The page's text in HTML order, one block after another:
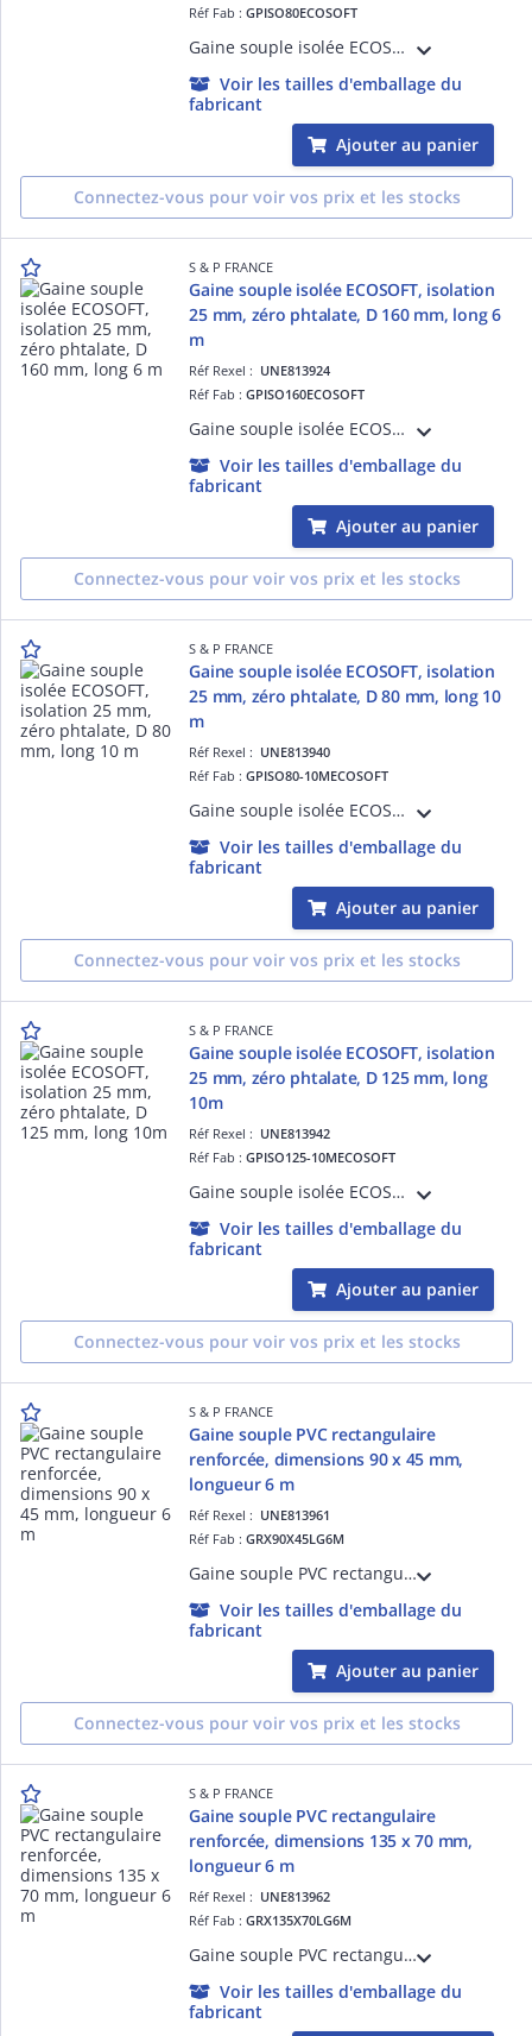
Réf Fab :GPISO80ECOSOFT
Gaine souple isolée ECOSOFT, isolation laine de verre 25 mm, sans irritation, zéro phtalate, diamètre 80 mm, longueur 6 m
Voir les tailles d'emballage du
fabricant
Ajouter au panier
Connectez-vous pour voir vos prix et les stocks
S & P FRANCE
Gaine souple isolée ECOSOFT, isolation
25 mm, zéro phtalate, D 160 mm, long 6
m
Réf Rexel : UNE813924
Réf Fab :GPISO160ECOSOFT
Gaine souple isolée ECOSOFT, isolation laine de verre 25 mm, sans irritation, zéro phtalate, diamètre 160 mm, longueur 6 m
Voir les tailles d'emballage du
fabricant
Ajouter au panier
Connectez-vous pour voir vos prix et les stocks
S & P FRANCE
Gaine souple isolée ECOSOFT, isolation
25 mm, zéro phtalate, D 80 mm, long 10
m
Réf Rexel : UNE813940
Réf Fab :GPISO80-10MECOSOFT
Gaine souple isolée ECOSOFT, isolation laine de verre 25 mm, sans irritation, zéro phtalate, diamètre 80 mm, longueur 10 m
Voir les tailles d'emballage du
fabricant
Ajouter au panier
Connectez-vous pour voir vos prix et les stocks
S & P FRANCE
Gaine souple isolée ECOSOFT, isolation
25 mm, zéro phtalate, D 125 mm, long
10m
Réf Rexel : UNE813942
Réf Fab :GPISO125-10MECOSOFT
Gaine souple isolée ECOSOFT, isolation laine de verre 25 mm, sans irritation, zéro phtalate, diamètre 125 mm, longueur 10m
Voir les tailles d'emballage du
fabricant
Ajouter au panier
Connectez-vous pour voir vos prix et les stocks
S & P FRANCE
Gaine souple PVC rectangulaire
renforcée, dimensions 90 x 45 mm,
longueur 6 m
Réf Rexel : UNE813961
Réf Fab :GRX90X45LG6M
Gaine souple PVC rectangulaire renforcée, dimensions 90 x 45 mm, longueur 6 m
Voir les tailles d'emballage du
fabricant
Ajouter au panier
Connectez-vous pour voir vos prix et les stocks
S & P FRANCE
Gaine souple PVC rectangulaire
renforcée, dimensions 135 x 70 mm,
longueur 6 m
Réf Rexel : UNE813962
Réf Fab :GRX135X70LG6M
Gaine souple PVC rectangulaire renforcée, dimensions 135 x 70 mm, longueur 6 m
Voir les tailles d'emballage du
fabricant